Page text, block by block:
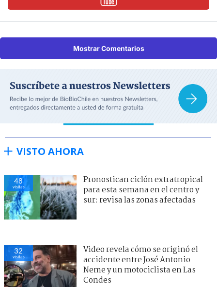
Mostrar Comentarios
VISTO AHORA
48
visitas
Pronostican ciclón extratropical
para esta semana en el centro y
sur: revisa las zonas afectadas
32
visitas
Video revela cómo se originó el
accidente entre José Antonio
Neme y un motociclista en Las
Condes